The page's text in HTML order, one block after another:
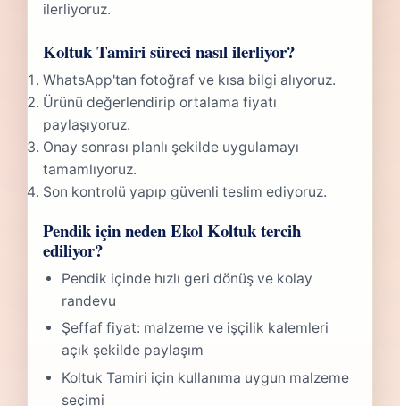
ilerliyoruz.
Koltuk Tamiri süreci nasıl ilerliyor?
WhatsApp'tan fotoğraf ve kısa bilgi alıyoruz.
Ürünü değerlendirip ortalama fiyatı
paylaşıyoruz.
Onay sonrası planlı şekilde uygulamayı
tamamlıyoruz.
Son kontrolü yapıp güvenli teslim ediyoruz.
Pendik için neden Ekol Koltuk tercih
ediliyor?
Pendik içinde hızlı geri dönüş ve kolay
randevu
Şeffaf fiyat: malzeme ve işçilik kalemleri
açık şekilde paylaşım
Koltuk Tamiri için kullanıma uygun malzeme
seçimi